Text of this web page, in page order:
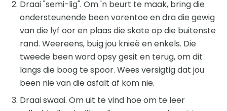
Draai "semi-lig". Om 'n beurt te maak, bring die
ondersteunende been vorentoe en dra die gewig
van die lyf oor en plaas die skate op die buitenste
rand. Weereens, buig jou knieë en enkels. Die
tweede been word opsy gesit en terug, om dit
langs die boog te spoor. Wees versigtig dat jou
been nie van die asfalt af kom nie.
Draai swaai. Om uit te vind hoe om te leer